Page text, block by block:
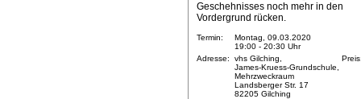
Geschehnisses noch mehr in den
Vordergrund rücken.
Termin:
Montag, 09.03.2020
19:00 - 20:30 Uhr
Adresse:
vhs Gilching,
James-Kruess-Grundschule,
Mehrzweckraum
Landsberger Str. 17
82205 Gilching